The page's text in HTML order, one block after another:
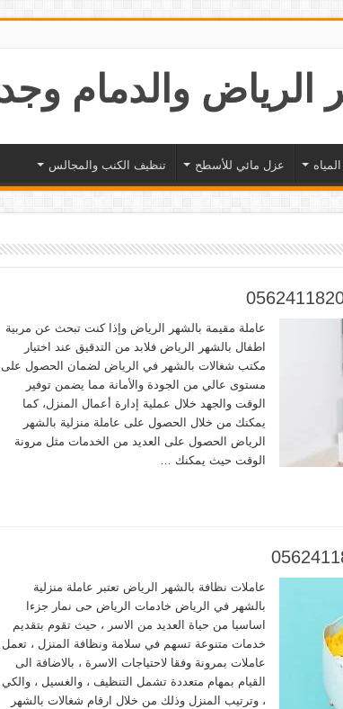
عزل مائي للأسطح تنظيف الكنب والمجالس
عاملة مقيمة بالشهر الرياض وإذا كنت تبحث عن مربية
اطفال بالشهر الرياض فلابد من التدقيق عند اختيار
مكتب شغالات بالشهر في الرياض لضمان الحصول على
مستوى عالي من الجودة والأمانة مما يضمن توفير
الوقت والجهد خلال عملية إدارة أعمال المنزل، كما
يمكنك من خلال الحصول على عاملة منزلية بالشهر
الرياض الحصول على العديد من الخدمات مثل مرونة
الوقت حيث يمكنك …
عاملات نظافة بالشهر الرياض تعتبر عاملة منزلية
بالشهر في الرياض خادمات الرياض حى نمار جزءا
اساسيا من حياة العديد من الاسر ، حيث تقوم بتقديم
خدمات متنوعة تسهم في سلامة ونظافة المنزل ، تعمل
عاملات بمرونة وفقا لاحتياجات الاسرة ، بالاضافة الى
القيام بمهام متعددة تشمل التنظيف ، والغسيل ، والكي
، وترتيب المنزل وذلك من خلال ارقام شغالات بالشهر